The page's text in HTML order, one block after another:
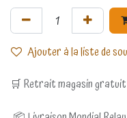
Ajouter à la liste de
🛒 Retrait magasin gratuit